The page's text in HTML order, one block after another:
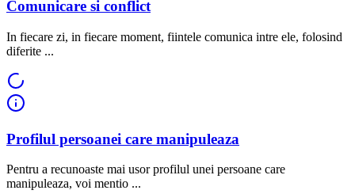
Comunicare si conflict
In fiecare zi, in fiecare moment, fiintele comunica intre ele, folosind
diferite ...
Profilul persoanei care manipuleaza
Pentru a recunoaste mai usor profilul unei persoane care
manipuleaza, voi mentio ...